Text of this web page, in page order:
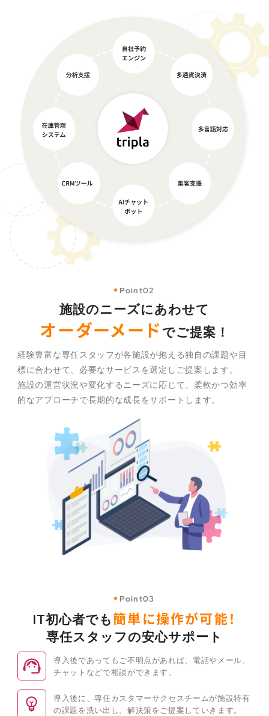
Point02
施設のニーズにあわせて
オーダーメードでご提案！
経験豊富な専任スタッフが各施設が抱える独自の課題や目
標に合わせて、必要なサービスを選定しご提案します。
施設の運営状況や変化するニーズに応じて、柔軟かつ効率
的なアプローチで長期的な成長をサポートします。
Point03
IT初心者でも簡単に操作が可能！
専任スタッフの安心サポート
導入後であってもご不明点があれば、電話やメール、
チャットなどで相談ができます。
導入後に、専任カスタマーサクセスチームが施設特有
の課題を洗い出し、解決策をご提案していきます。